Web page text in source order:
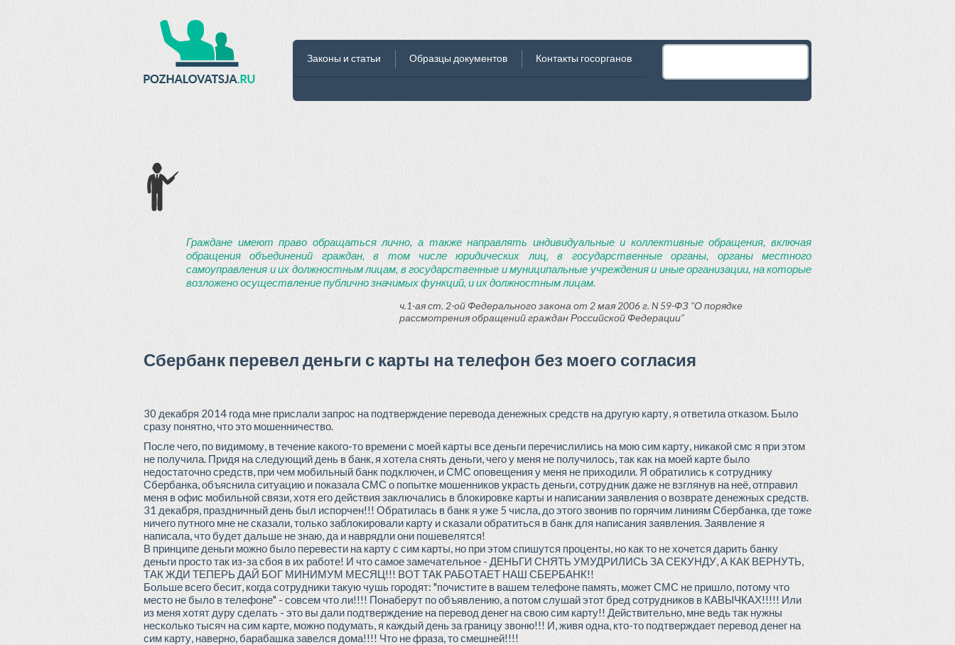
Законы и статьи Образцы документов Контакты госорганов
Граждане имеют право обращаться лично, а также направлять индивидуальные и коллективные обращения, включая
обращения объединений граждан, в том числе юридических лиц, в государственные органы, органы местного
самоуправления и их должностным лицам, в государственные и муниципальные учреждения и иные организации, на которые
возложено осуществление публично значимых функций, и их должностным лицам.
ч.1-ая ст. 2-ой Федерального закона от 2 мая 2006 г. N 59-ФЗ "О порядке
рассмотрения обращений граждан Российской Федерации"
Сбербанк перевел деньги с карты на телефон без моего согласия
30 декабря 2014 года мне прислали запрос на подтверждение перевода денежных средств на другую карту, я ответила отказом. Было
сразу понятно, что это мошенничество.
После чего, по видимому, в течение какого-то времени с моей карты все деньги перечислились на мою сим карту, никакой смс я при этом
не получила. Придя на следующий день в банк, я хотела снять деньги, чего у меня не получилось, так как на моей карте было
недостаточно средств, при чем мобильный банк подключен, и СМС оповещения у меня не приходили. Я обратились к сотруднику
Сбербанка, объяснила ситуацию и показала СМС о попытке мошенников украсть деньги, сотрудник даже не взглянув на неё, отправил
меня в офис мобильной связи, хотя его действия заключались в блокировке карты и написании заявления о возврате денежных средств.
31 декабря, праздничный день был испорчен!!! Обратилась в банк я уже 5 числа, до этого звонив по горячим линиям Сбербанка, где тоже
ничего путного мне не сказали, только заблокировали карту и сказали обратиться в банк для написания заявления. Заявление я
написала, что будет дальше не знаю, да и наврядли они пошевелятся!
В принципе деньги можно было перевести на карту с сим карты, но при этом спишутся проценты, но как то не хочется дарить банку
деньги просто так из-за сбоя в их работе! И что самое замечательное - ДЕНЬГИ СНЯТЬ УМУДРИЛИСЬ ЗА СЕКУНДУ, А КАК ВЕРНУТЬ,
ТАК ЖДИ ТЕПЕРЬ ДАЙ БОГ МИНИМУМ МЕСЯЦ!!! ВОТ ТАК РАБОТАЕТ НАШ СБЕРБАНК!!
Больше всего бесит, когда сотрудники такую чушь городят: "почистите в вашем телефоне память, может СМС не пришло, потому что
место не было в телефоне" - совсем что ли!!!! Понаберут по объявлению, а потом слушай этот бред сотрудников в КАВЫЧКАХ!!!!! Или
из меня хотят дуру сделать - это вы дали подтверждение на перевод денег на свою сим карту!! Действительно, мне ведь так нужны
несколько тысяч на сим карте, можно подумать, я каждый день за границу звоню!!! И, живя одна, кто-то подтверждает перевод денег на
сим карту, наверно, барабашка завелся дома!!!! Что не фраза, то смешней!!!!